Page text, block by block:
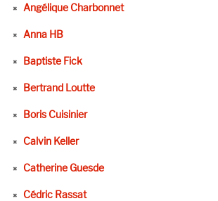
Angélique Charbonnet
Anna HB
Baptiste Fick
Bertrand Loutte
Boris Cuisinier
Calvin Keller
Catherine Guesde
Cédric Rassat